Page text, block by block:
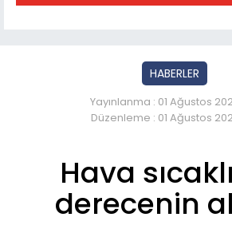
HABERLER
Yayınlanma : 01 Ağustos
Düzenleme : 01 Ağustos
Hava
derecenin